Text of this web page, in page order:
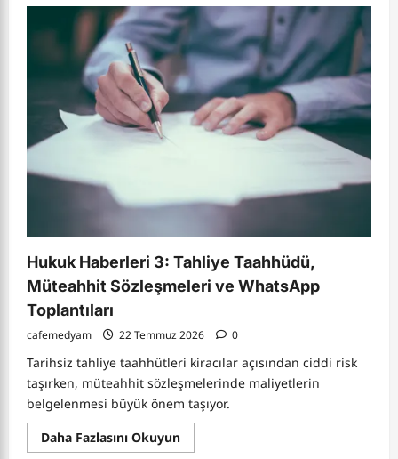
Bilim
İnsanları
Işığın
Hareketini
Kontrol
Eden
Yeni
Çip
Geliştirdi:
Yapay
Zekâda
Hukuk Haberleri 3: Tahliye Taahhüdü,
Müteahhit Sözleşmeleri ve WhatsApp
Toplantıları
cafemedyam 22 Temmuz 2026 0
Tarihsiz tahliye taahhütleri kiracılar açısından ciddi risk
taşırken, müteahhit sözleşmelerinde maliyetlerin
belgelenmesi büyük önem taşıyor.
Daha Fazlasını OkuyunRead
more